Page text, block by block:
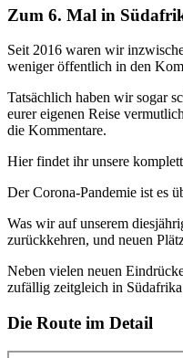
Zum 6. Mal in
Seit 2016 waren wir
weniger öffentlich in den
Tatsächlich haben wir sogar
eurer eigenen Reise
die Kommentare.
Hier findet ihr unsere
Der Corona-Pandemie ist es
Was wir auf unserem
zurückkehren, und neuen
Neben vielen neuen
zufällig zeitgleich in
Die Route im Detail